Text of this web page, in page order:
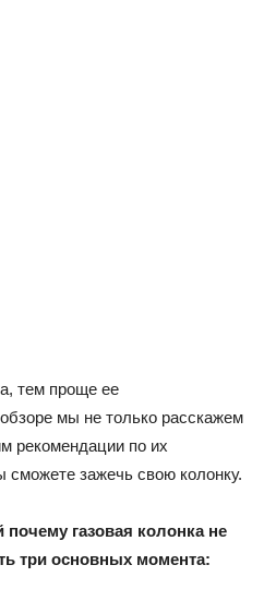
тем проще ее
мы не только расскажем
рекомендации по их
сможете зажечь свою колонку.
газовая колонка не
три основных момента: